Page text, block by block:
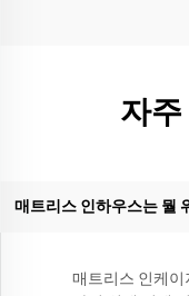
자주
매트리스 인하우스는 뭘
매트리스 인케이